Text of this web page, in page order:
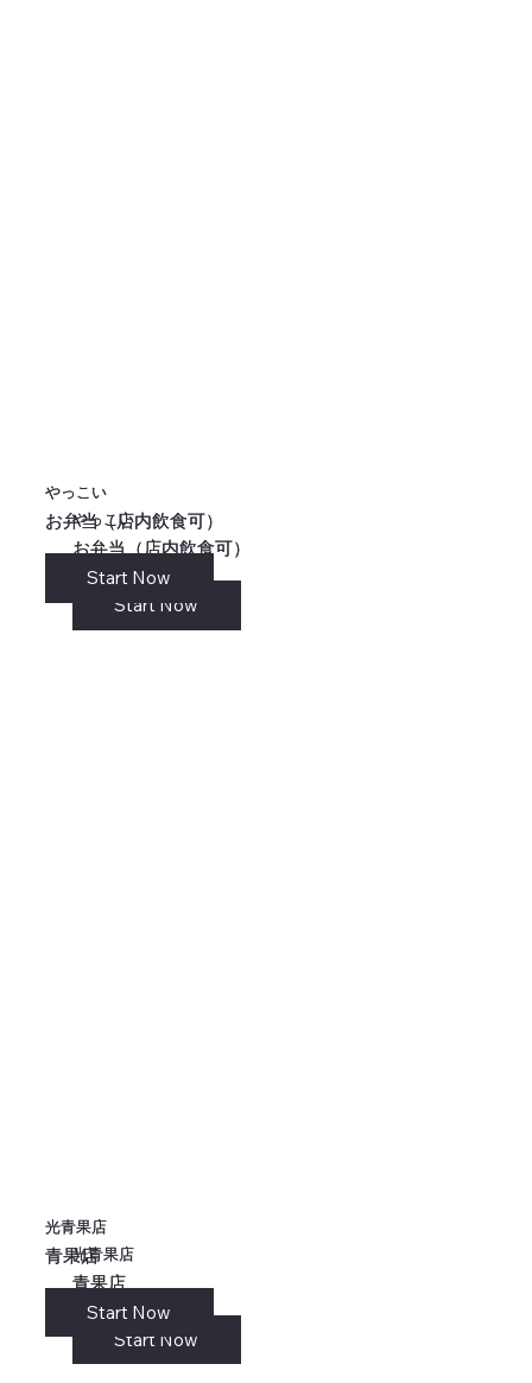
やっこい
お弁当（店内飲食可）
リンク
光青果店
青果店
リンク
やっこい
お弁当（店内飲食可）
Start Now
光青果店
青果店
Start Now
やっこい
お弁当（店内飲食可）
Start Now
光青果店
青果店
Start Now
やっこい
お弁当（店内飲食可）
Start Now
光青果店
青果店
Start Now